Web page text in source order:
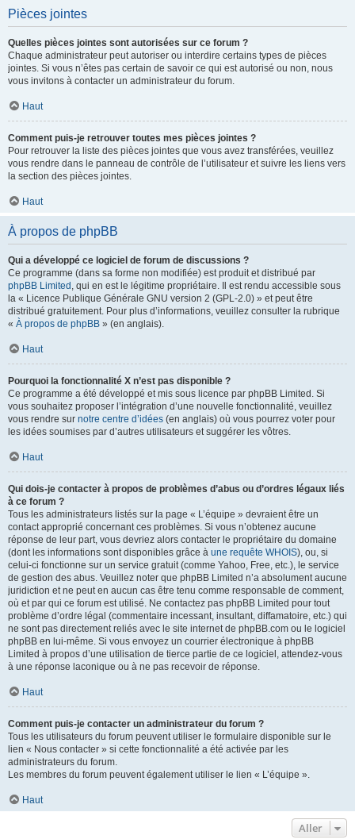
Pièces jointes
Quelles pièces jointes sont autorisées sur ce forum ?
Chaque administrateur peut autoriser ou interdire certains types de pièces
jointes. Si vous n’êtes pas certain de savoir ce qui est autorisé ou non, nous
vous invitons à contacter un administrateur du forum.
Haut
Comment puis-je retrouver toutes mes pièces jointes ?
Pour retrouver la liste des pièces jointes que vous avez transférées, veuillez
vous rendre dans le panneau de contrôle de l’utilisateur et suivre les liens vers
la section des pièces jointes.
Haut
À propos de phpBB
Qui a développé ce logiciel de forum de discussions ?
Ce programme (dans sa forme non modifiée) est produit et distribué par
phpBB Limited , qui en est le légitime propriétaire. Il est rendu accessible sous
la « Licence Publique Générale GNU version 2 (GPL-2.0) » et peut être
distribué gratuitement. Pour plus d’informations, veuillez consulter la rubrique
« À propos de phpBB » (en anglais).
Haut
Pourquoi la fonctionnalité X n’est pas disponible ?
Ce programme a été développé et mis sous licence par phpBB Limited. Si
vous souhaitez proposer l’intégration d’une nouvelle fonctionnalité, veuillez
vous rendre sur notre centre d’idées (en anglais) où vous pourrez voter pour
les idées soumises par d’autres utilisateurs et suggérer les vôtres.
Haut
Qui dois-je contacter à propos de problèmes d’abus ou d’ordres légaux liés
à ce forum ?
Tous les administrateurs listés sur la page « L’équipe » devraient être un
contact approprié concernant ces problèmes. Si vous n’obtenez aucune
réponse de leur part, vous devriez alors contacter le propriétaire du domaine
(dont les informations sont disponibles grâce à une requête WHOIS), ou, si
celui-ci fonctionne sur un service gratuit (comme Yahoo, Free, etc.), le service
de gestion des abus. Veuillez noter que phpBB Limited n’a absolument aucune
juridiction et ne peut en aucun cas être tenu comme responsable de comment,
où et par qui ce forum est utilisé. Ne contactez pas phpBB Limited pour tout
problème d’ordre légal (commentaire incessant, insultant, diffamatoire, etc.) qui
ne sont pas directement reliés avec le site internet de phpBB.com ou le logiciel
phpBB en lui-même. Si vous envoyez un courrier électronique à phpBB
Limited à propos d’une utilisation de tierce partie de ce logiciel, attendez-vous
à une réponse laconique ou à ne pas recevoir de réponse.
Haut
Comment puis-je contacter un administrateur du forum ?
Tous les utilisateurs du forum peuvent utiliser le formulaire disponible sur le
lien « Nous contacter » si cette fonctionnalité a été activée par les
administrateurs du forum.
Les membres du forum peuvent également utiliser le lien « L’équipe ».
Haut
Aller